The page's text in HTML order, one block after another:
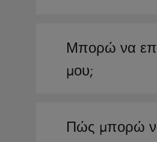
Μπορώ να
μου;
Πώς μπορώ